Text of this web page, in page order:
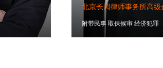
北京长阅律师事务所高级
附带民事 取保候审 经济犯罪